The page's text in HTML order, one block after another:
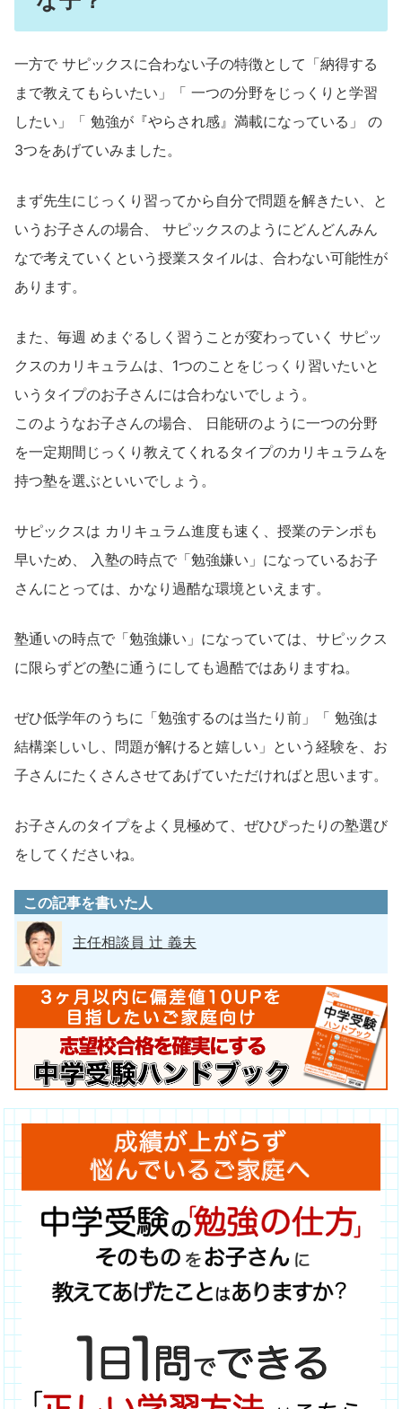
一方で サピックスに合わない子の特徴として「納得する
まで教えてもらいたい」「 一つの分野をじっくりと学習
したい」「 勉強が『やらされ感』満載になっている」 の
3つをあげていみました。
まず先生にじっくり習ってから自分で問題を解きたい、と
いうお子さんの場合、 サピックスのようにどんどんみん
なで考えていくという授業スタイルは、合わない可能性が
あります。
また、毎週 めまぐるしく習うことが変わっていく サピッ
クスのカリキュラムは、1つのことをじっくり習いたいと
いうタイプのお子さんには合わないでしょう。
このようなお子さんの場合、 日能研のように一つの分野
を一定期間じっくり教えてくれるタイプのカリキュラムを
持つ塾を選ぶといいでしょう。
サピックスは カリキュラム進度も速く、授業のテンポも
早いため、 入塾の時点で「勉強嫌い」になっているお子
さんにとっては、かなり過酷な環境といえます。
塾通いの時点で「勉強嫌い」になっていては、サピックス
に限らずどの塾に通うにしても過酷ではありますね。
ぜひ低学年のうちに「勉強するのは当たり前」「 勉強は
結構楽しいし、問題が解けると嬉しい」という経験を、お
子さんにたくさんさせてあげていただければと思います。
お子さんのタイプをよく見極めて、ぜひぴったりの塾選び
をしてくださいね。
この記事を書いた人
主任相談員 辻 義夫